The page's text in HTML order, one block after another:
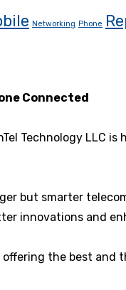
Networking Phone
Connected
Technology LLC
but smarter
innovations and
the best